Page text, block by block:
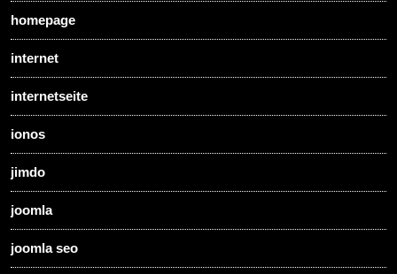
homepage
internet
internetseite
ionos
jimdo
joomla
joomla seo